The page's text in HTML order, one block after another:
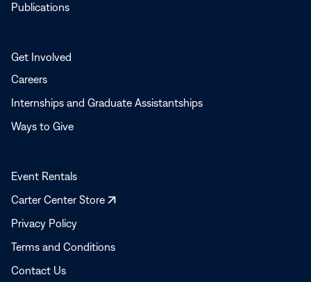
Publications
Get Involved
Careers
Internships and Graduate Assistantships
Ways to Give
Event Rentals
Carter Center Store
Opens
Privacy Policy
Terms and Conditions
Contact Us